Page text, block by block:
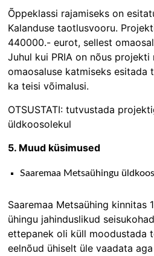
Õppeklassi rajamiseks on
Kalanduse taotlusvooru.
440000.- eurot, sellest
Juhul kui PRIA on nõus
omaosaluse katmiseks esitada
ka teisi võimalusi.
OTSUSTATI: tutvustada
üldkoosolekul
5. Muud küsimused
Saaremaa Metsaühingu
Saaremaa Metsaühing kinnitas
ühingu jahinduslikud
ettepanek oli küll moodustada
eelnõud ühiselt üle vaadata